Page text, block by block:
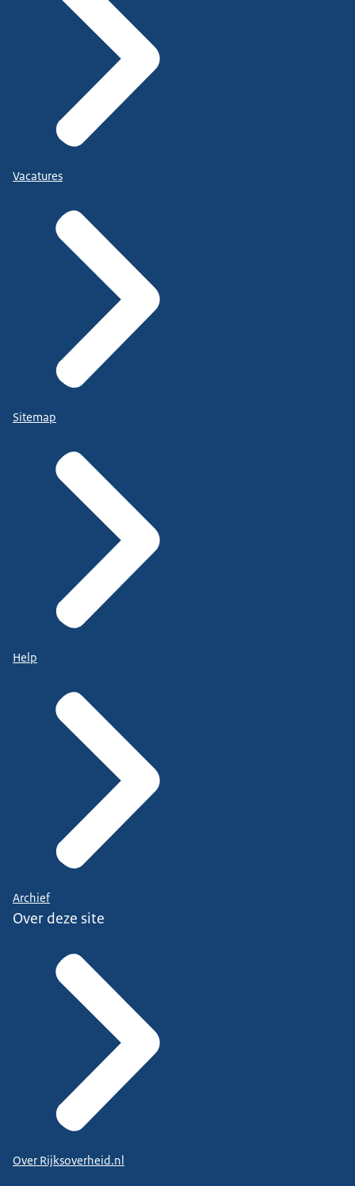
Vacatures
Sitemap
Help
Archief
Over deze site
Over Rijksoverheid.nl